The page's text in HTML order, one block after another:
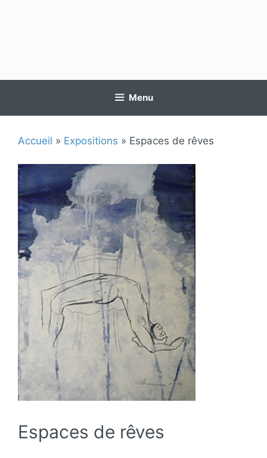
Menu
Accueil » Expositions » Espaces de rêves
Espaces de rêves